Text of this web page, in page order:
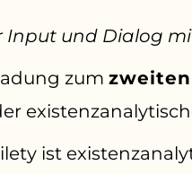
Input und Dialog
zum
ist